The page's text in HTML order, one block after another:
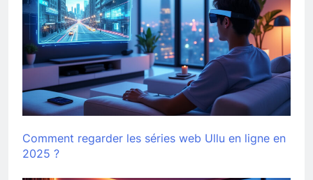
Comment regarder les séries web Ullu en ligne en
2025 ?